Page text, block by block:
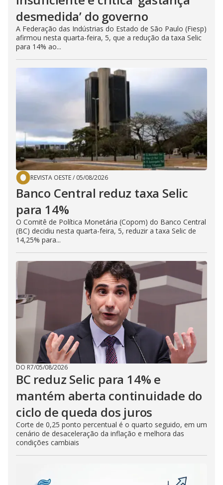
desmedida’ do governo
A Federação das Indústrias do Estado de São Paulo (Fiesp)
afirmou nesta quarta-feira, 5, que a redução da taxa Selic
para 14% ao...
REVISTA OESTE/ 05/08/2026
Banco Central reduz taxa Selic
para 14%
O Comitê de Política Monetária (Copom) do Banco Central
(BC) decidiu nesta quarta-feira, 5, reduzir a taxa Selic de
14,25% para...
DO R7/05/08/2026
BC reduz Selic para 14% e
mantém aberta continuidade do
ciclo de queda dos juros
Corte de 0,25 ponto percentual é o quarto seguido, em um
cenário de desaceleração da inflação e melhora das
condições cambiais